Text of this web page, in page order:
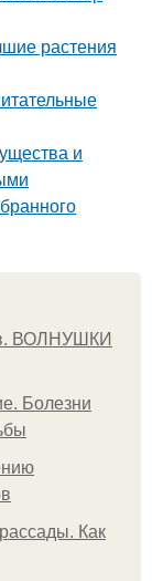
растения
и
ВОЛНУШКИ
Болезни
Как